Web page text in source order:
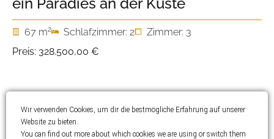
67 m2 Schlafzimmer: 2
Zimmer: 3
Preis: 328.500,00 €
Wir verwenden Cookies, um dir die bestmögliche Erfahrung auf unserer
Website zu bieten.
You can find out more about which cookies we are using or switch them